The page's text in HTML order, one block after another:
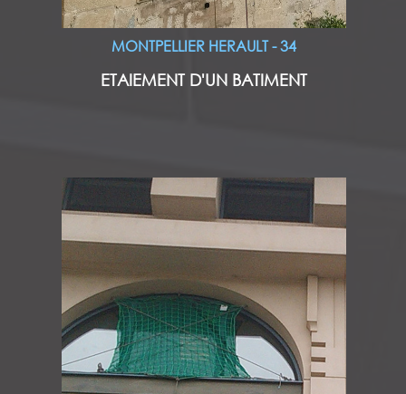
MONTPELLIER HERAULT - 34
ETAIEMENT D'UN BATIMENT